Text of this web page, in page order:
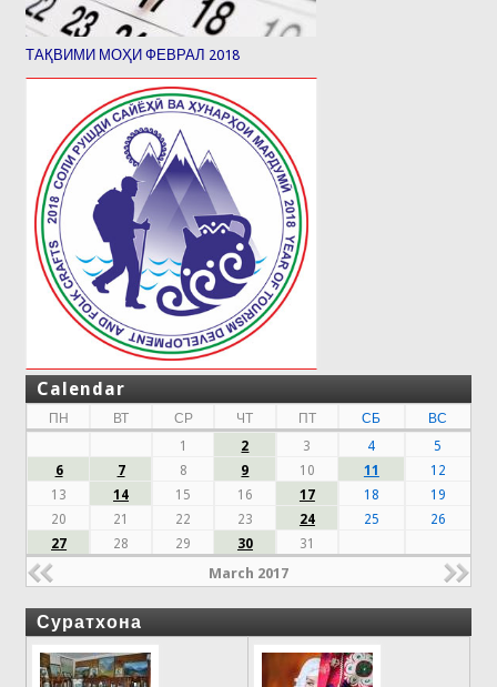
ТАҚВИМИ МОҲИ ФЕВРАЛ 2018
Calendar
ПН ВТ СР ЧТ ПТ СБ
ВС
1
2 3 4
5
6
7 8 9 10 11
12
13
14 15 16 17 18
19
20
21 22 23 24 25
26
27
28 29 30 31
March 2017
Суратхона